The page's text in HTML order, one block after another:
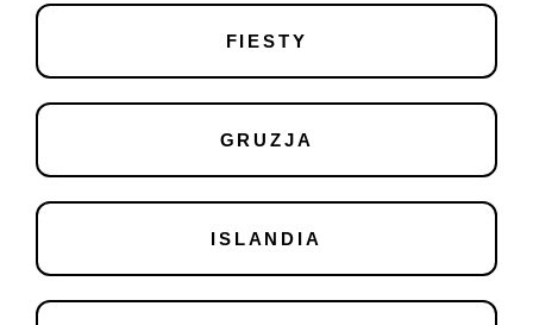
FIESTY
GRUZJA
ISLANDIA